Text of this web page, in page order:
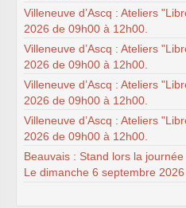
Villeneuve d’Ascq : Ateliers
2026 de 09h00 à 12h00.
Villeneuve d’Ascq : Ateliers
2026 de 09h00 à 12h00.
Villeneuve d’Ascq : Ateliers
2026 de 09h00 à 12h00.
Villeneuve d’Ascq : Ateliers
2026 de 09h00 à 12h00.
Beauvais : Stand lors la journée
Le dimanche 6 septembre